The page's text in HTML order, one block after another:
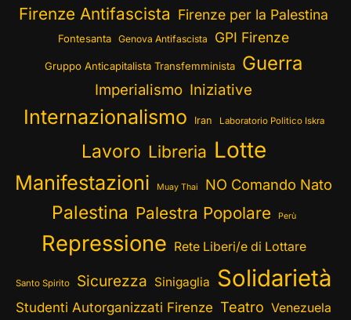
Firenze Antifascista Firenze per la Palestina
Fontesanta Genova Antifascista GPI Firenze
Gruppo Anticapitalista Transfemminista Guerra
Imperialismo Iniziative
Internazionalismo Iran Laboratorio Politico Iskra
Lavoro Libreria Lotte
Manifestazioni Muay Thai NO Comando Nato
Palestina Palestra Popolare Perù
Repressione Rete Liberi/e di Lottare
Santo Spirito Sicurezza Sinigaglia Solidarietà
Studenti Autorganizzati Firenze Teatro Venezuela